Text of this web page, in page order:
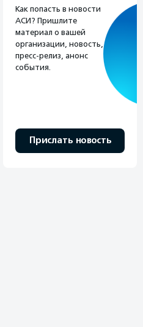
Как попасть в новости
АСИ? Пришлите
материал о вашей
организации, новость,
пресс-релиз, анонс
события.
Прислать новость